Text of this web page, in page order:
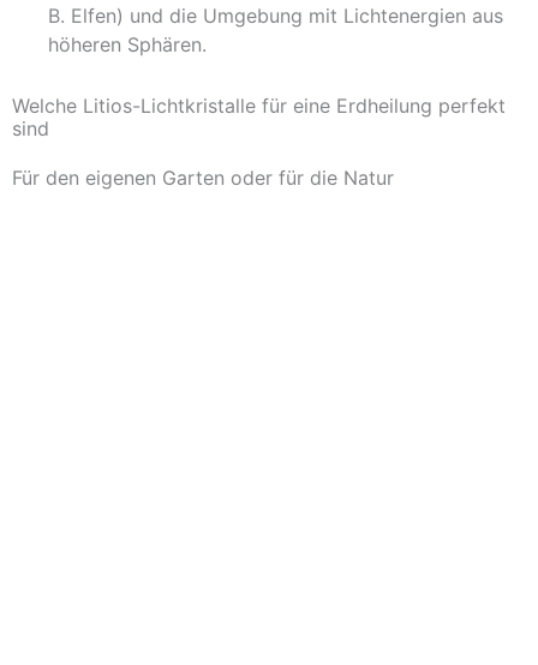
B. Elfen) und die Umgebung mit Lichtenergien aus
höheren Sphären.
Welche Litios-Lichtkristalle für eine Erdheilung perfekt
sind
Für den eigenen Garten oder für die Natur